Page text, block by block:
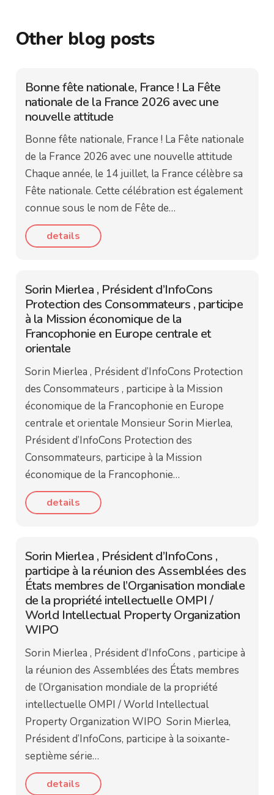
Other blog posts
Bonne fête nationale, France ! La Fête
nationale de la France 2026 avec une
nouvelle attitude
Bonne fête nationale, France ! La Fête nationale
de la France 2026 avec une nouvelle attitude
Chaque année, le 14 juillet, la France célèbre sa
Fête nationale. Cette célébration est également
connue sous le nom de Fête de…
details
Sorin Mierlea , Président d’InfoCons
Protection des Consommateurs , participe
à la Mission économique de la
Francophonie en Europe centrale et
orientale
Sorin Mierlea , Président d’InfoCons Protection
des Consommateurs , participe à la Mission
économique de la Francophonie en Europe
centrale et orientale Monsieur Sorin Mierlea,
Président d’InfoCons Protection des
Consommateurs, participe à la Mission
économique de la Francophonie…
details
Sorin Mierlea , Président d’InfoCons ,
participe à la réunion des Assemblées des
États membres de l’Organisation mondiale
de la propriété intellectuelle OMPI /
World Intellectual Property Organization
WIPO
Sorin Mierlea , Président d’InfoCons , participe à
la réunion des Assemblées des États membres
de l’Organisation mondiale de la propriété
intellectuelle OMPI / World Intellectual
Property Organization WIPO Sorin Mierlea,
Président d’InfoCons, participe à la soixante-
septième série…
details